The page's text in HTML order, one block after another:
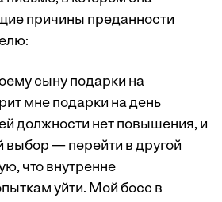
причины преданности
сыну подарки на
мне подарки на день
должности нет повышения, и
выбор — перейти в другой
что внутренне
уйти. Мой босс в